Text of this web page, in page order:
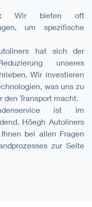
Wir bieten oft
um spezifische
hat sich der
unseres
Wir investieren
was uns zu
Transport macht.
ist im
Höegh Autoliners
bei allen Fragen
zur Seite